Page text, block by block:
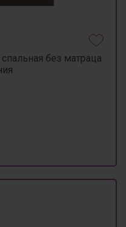
без матраца